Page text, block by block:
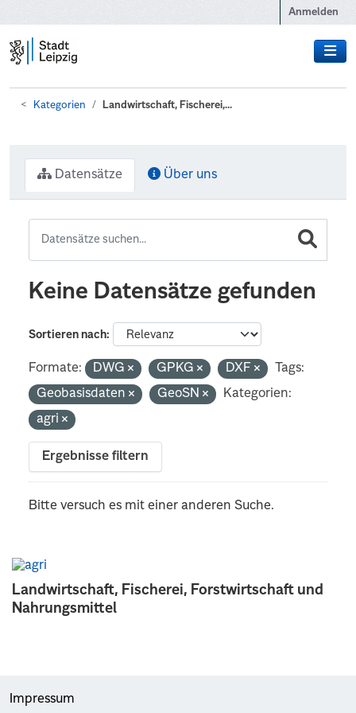
Anmelden
Kategorien Landwirtschaft, Fischerei,...
Landwirtschaft, Fischerei, Forstwirtschaft und
Nahrungsmittel
Datensätze Über uns
Keine Datensätze gefunden
Sortieren nach
Formate: DWG GPKG DXF
Tags:
Geobasisdaten
GeoSN
Kategorien:
agri
Ergebnisse filtern
Bitte versuch es mit einer anderen Suche.
Impressum